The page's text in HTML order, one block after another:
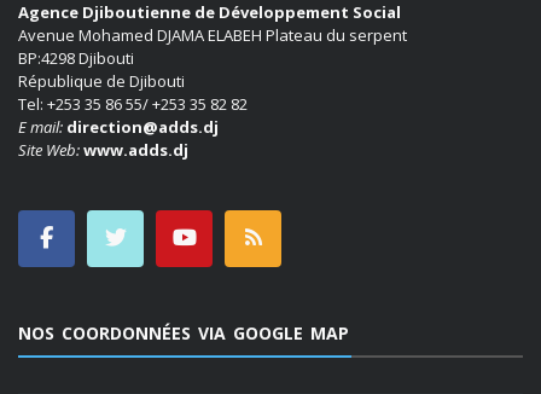
Agence Djiboutienne de Développement Social
Avenue Mohamed DJAMA ELABEH Plateau du serpent
BP:4298 Djibouti
République de Djibouti
Tel: +253 35 86 55/ +253 35 82 82
E mail: direction@adds.dj
Site Web:www.adds.dj
NOS COORDONNÉES VIA GOOGLE MAP